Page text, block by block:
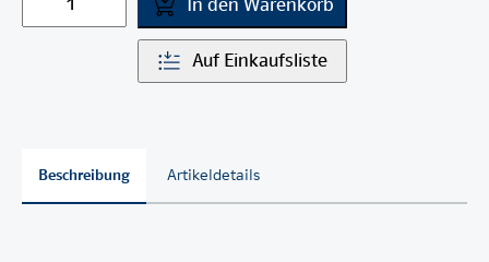
Auf Einkaufsliste
Beschreibung Artikeldetails